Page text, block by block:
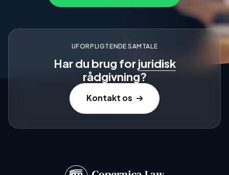
UFORPLIGTENDE SAMTALE
Har du brug forjuridisk
rådgivning?
Kontakt os